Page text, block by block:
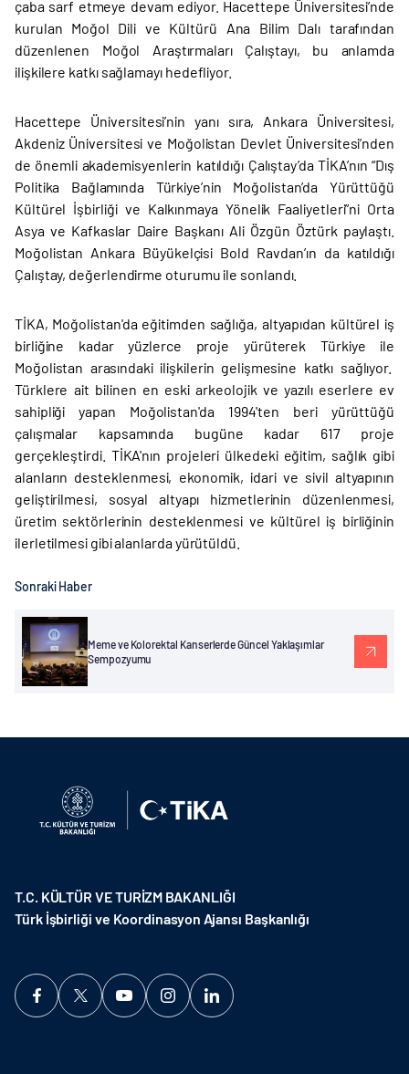
çaba sarf etmeye devam ediyor. Hacettepe Üniversitesi’nde
kurulan Moğol Dili ve Kültürü Ana Bilim Dalı tarafından
düzenlenen Moğol Araştırmaları Çalıştayı, bu anlamda
ilişkilere katkı sağlamayı hedefliyor.
Hacettepe Üniversitesi’nin yanı sıra, Ankara Üniversitesi,
Akdeniz Üniversitesi ve Moğolistan Devlet Üniversitesi’nden
de önemli akademisyenlerin katıldığı Çalıştay’da TİKA’nın “Dış
Politika Bağlamında Türkiye’nin Moğolistan’da Yürüttüğü
Kültürel İşbirliği ve Kalkınmaya Yönelik Faaliyetleri”ni Orta
Asya ve Kafkaslar Daire Başkanı Ali Özgün Öztürk paylaştı.
Moğolistan Ankara Büyükelçisi Bold Ravdan’ın da katıldığı
Çalıştay, değerlendirme oturumu ile sonlandı.
TİKA, Moğolistan'da eğitimden sağlığa, altyapıdan kültürel iş
birliğine kadar yüzlerce proje yürüterek Türkiye ile
Moğolistan arasındaki ilişkilerin gelişmesine katkı sağlıyor.
Türklere ait bilinen en eski arkeolojik ve yazılı eserlere ev
sahipliği yapan Moğolistan'da 1994'ten beri yürüttüğü
çalışmalar kapsamında bugüne kadar 617 proje
gerçekleştirdi. TİKA'nın projeleri ülkedeki eğitim, sağlık gibi
alanların desteklenmesi, ekonomik, idari ve sivil altyapının
geliştirilmesi, sosyal altyapı hizmetlerinin düzenlenmesi,
üretim sektörlerinin desteklenmesi ve kültürel iş birliğinin
ilerletilmesi gibi alanlarda yürütüldü.
Sonraki Haber
Meme ve Kolorektal Kanserlerde Güncel Yaklaşımlar
Sempozyumu
T.C. KÜLTÜR VE TURİZM BAKANLIĞI
Türk İşbirliği ve Koordinasyon Ajansı Başkanlığı